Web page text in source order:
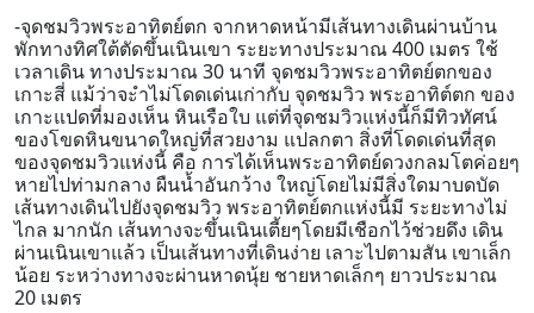
-จุดชมวิวพระอาทิตย์ตก จากหาดหน้ามีเส้นทางเดินผ่านบ้าน
พักทางทิศใต้ตัดขึ้นเนินเขา ระยะทางประมาณ 400 เมตร ใช้
เวลาเดิน ทางประมาณ 30 นาที จุดชมวิวพระอาทิตย์ตกของ
เกาะสี่ แม้ว่าจะำไม่โดดเด่นเก่ากับ จุดชมวิว พระอาทิต์ตก ของ
เกาะแปดที่มองเห็น หินเรือใบ แต่ที่จุดชมวิวแห่งนี้ก็มีทิวทัศน์
ของโขดหินขนาดใหญ่ที่สวยงาม แปลกตา สิ่งที่โดดเด่นที่สุด
ของจุดชมวิวแห่งนี้ คือ การได้เห็นพระอาทิตย์ดวงกลมโตค่อยๆ
หายไปท่ามกลาง ผืนน้ำอันกว้าง ใหญ่โดยไม่มีสิ่งใดมาบดบัด
เส้นทางเดินไปยังจุดชมวิว พระอาทิตย์ตกแห่งนี้มี ระยะทางไม่
ไกล มากนัก เส้นทางจะขึ้นเนินเตี้ยๆโดยมีเชือกไว้ช่วยดึง เดิน
ผ่านเนินเขาแล้ว เป็นเส้นทางที่เดินง่าย เลาะไปตามสัน เขาเล็ก
น้อย ระหว่างทางจะผ่านหาดนุ้ย ชายหาดเล็กๆ ยาวประมาณ
20 เมตร